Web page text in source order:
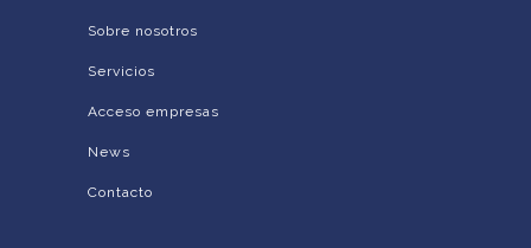
Sobre nosotros
Servicios
Acceso empresas
News
Contacto